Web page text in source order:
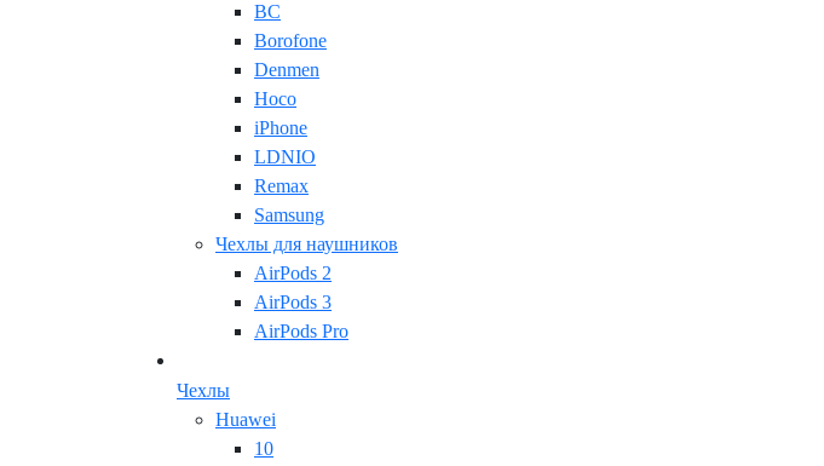
BC
Borofone
Denmen
Hoco
iPhone
LDNIO
Remax
Samsung
Чехлы для наушников
AirPods 2
AirPods 3
AirPods Pro
Чехлы
Huawei
10